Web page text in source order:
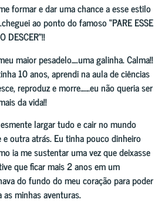
formar e dar uma chance a esse estilo
ao ponto do famoso “PARE ESSE
DESCER”!!
maior pesadelo….uma galinha. Calma!!
10 anos, aprendi na aula de ciências
reproduz e morre……eu não queria ser
da vida!!
largar tudo e cair no mundo
outra atrás. Eu tinha pouco dinheiro
ia me sustentar uma vez que deixasse
que ficar mais 2 anos em um
do fundo do meu coração para poder
minhas aventuras.